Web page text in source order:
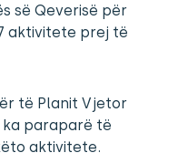
së Qeverisë për
aktivitete prej të
të Planit Vjetor
ka paraparë të
aktivitete.